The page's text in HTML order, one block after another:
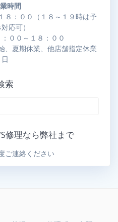
時間
：００（１８～１９時は予
応可）
：００～１８：００
夏期休業、他店舗指定休業
日
索
修理なら弊社まで
ご連絡ください